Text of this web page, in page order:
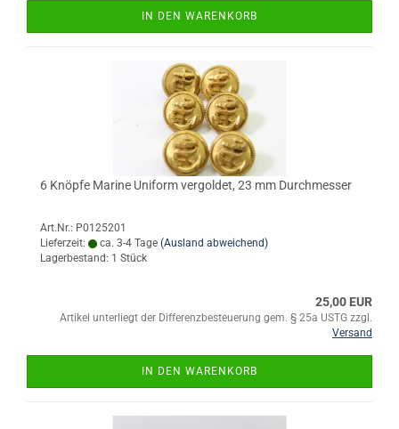
IN DEN WARENKORB
6 Knöpfe Marine Uniform vergoldet, 23 mm Durchmesser
Art.Nr.: P0125201
Lieferzeit:
ca. 3-4 Tage (Ausland abweichend)
Lagerbestand: 1 Stück
25,00 EUR
Artikel unterliegt der Differenzbesteuerung gem. § 25a USTG zzgl.
Versand
IN DEN WARENKORB